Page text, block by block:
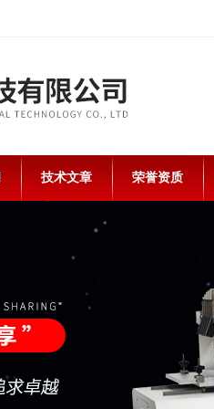
技术文章 荣誉资质